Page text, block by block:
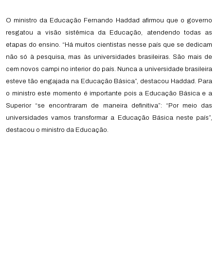
O ministro da Educação Fernando Haddad afirmou que o governo
resgatou a visão sistêmica da Educação, atendendo todas as
etapas do ensino. “Há muitos cientistas nesse país que se dedicam
não só à pesquisa, mas às universidades brasileiras. São mais de
cem novos campi no interior do país. Nunca a universidade brasileira
esteve tão engajada na Educação Básica”, destacou Haddad. Para
o ministro este momento é importante pois a Educação Básica e a
Superior “se encontraram de maneira definitiva”: “Por meio das
universidades vamos transformar a Educação Básica neste país”,
destacou o ministro da Educação.